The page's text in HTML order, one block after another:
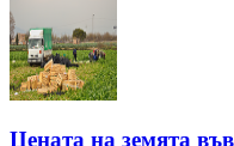
Цената на земята